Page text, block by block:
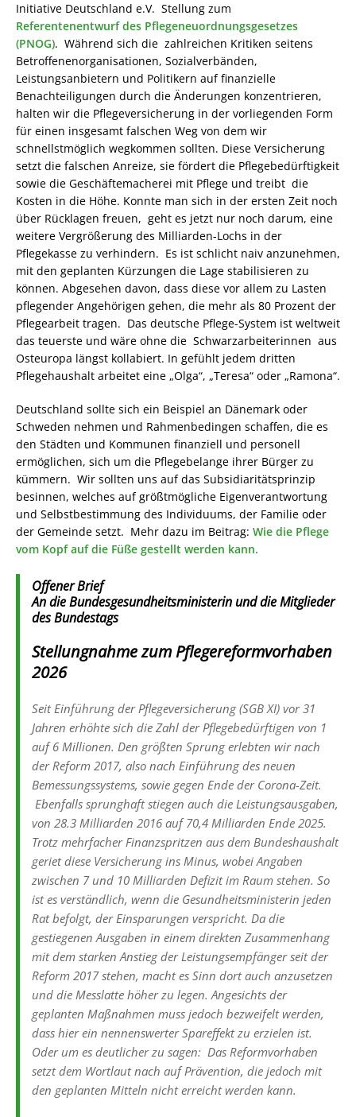
Initiative Deutschland e.V. Stellung zum
Referentenentwurf des Pflegeneuordnungsgesetzes
(PNOG). Während sich die zahlreichen Kritiken seitens
Betroffenenorganisationen, Sozialverbänden,
Leistungsanbietern und Politikern auf finanzielle
Benachteiligungen durch die Änderungen konzentrieren,
halten wir die Pflegeversicherung in der vorliegenden Form
für einen insgesamt falschen Weg von dem wir
schnellstmöglich wegkommen sollten. Diese Versicherung
setzt die falschen Anreize, sie fördert die Pflegebedürftigkeit
sowie die Geschäftemacherei mit Pflege und treibt die
Kosten in die Höhe. Konnte man sich in der ersten Zeit noch
über Rücklagen freuen, geht es jetzt nur noch darum, eine
weitere Vergrößerung des Milliarden-Lochs in der
Pflegekasse zu verhindern. Es ist schlicht naiv anzunehmen,
mit den geplanten Kürzungen die Lage stabilisieren zu
können. Abgesehen davon, dass diese vor allem zu Lasten
pflegender Angehörigen gehen, die mehr als 80 Prozent der
Pflegearbeit tragen. Das deutsche Pflege-System ist weltweit
das teuerste und wäre ohne die Schwarzarbeiterinnen aus
Osteuropa längst kollabiert. In gefühlt jedem dritten
Pflegehaushalt arbeitet eine „Olga“, „Teresa“ oder „Ramona“.
Deutschland sollte sich ein Beispiel an Dänemark oder
Schweden nehmen und Rahmenbedingen schaffen, die es
den Städten und Kommunen finanziell und personell
ermöglichen, sich um die Pflegebelange ihrer Bürger zu
kümmern. Wir sollten uns auf das Subsidiaritätsprinzip
besinnen, welches auf größtmögliche Eigenverantwortung
und Selbstbestimmung des Individuums, der Familie oder
der Gemeinde setzt. Mehr dazu im Beitrag: Wie die Pflege
vom Kopf auf die Füße gestellt werden kann.
Offener Brief
An die Bundesgesundheitsministerin und die Mitglieder
des Bundestags
Stellungnahme zum Pflegereformvorhaben
2026
Seit Einführung der Pflegeversicherung (SGB XI) vor 31
Jahren erhöhte sich die Zahl der Pflegebedürftigen von 1
auf 6 Millionen. Den größten Sprung erlebten wir nach
der Reform 2017, also nach Einführung des neuen
Bemessungssystems, sowie gegen Ende der Corona-Zeit.
Ebenfalls sprunghaft stiegen auch die Leistungsausgaben,
von 28.3 Milliarden 2016 auf 70,4 Milliarden Ende 2025.
Trotz mehrfacher Finanzspritzen aus dem Bundeshaushalt
geriet diese Versicherung ins Minus, wobei Angaben
zwischen 7 und 10 Milliarden Defizit im Raum stehen. So
ist es verständlich, wenn die Gesundheitsministerin jeden
Rat befolgt, der Einsparungen verspricht. Da die
gestiegenen Ausgaben in einem direkten Zusammenhang
mit dem starken Anstieg der Leistungsempfänger seit der
Reform 2017 stehen, macht es Sinn dort auch anzusetzen
und die Messlatte höher zu legen. Angesichts der
geplanten Maßnahmen muss jedoch bezweifelt werden,
dass hier ein nennenswerter Spareffekt zu erzielen ist.
Oder um es deutlicher zu sagen: Das Reformvorhaben
setzt dem Wortlaut nach auf Prävention, die jedoch mit
den geplanten Mitteln nicht erreicht werden kann.